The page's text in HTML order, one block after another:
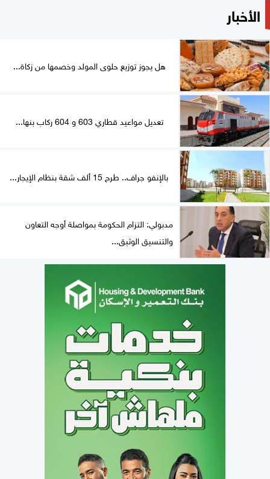
الأخبار
هل يجوز توزيع حلوى المولد وخصمها من زكاة...
تعديل مواعيد قطاري 603 و 604 ركاب بنها...
بالإنفو جراف.. طرح 15 ألف شقة بنظام الإيجار...
مدبولي: التزام الحكومة بمواصلة أوجه التعاون
والتنسيق الوثيق...